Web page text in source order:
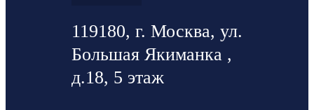
119180, г. Москва, ул.
Большая Якиманка ,
д.18, 5 этаж